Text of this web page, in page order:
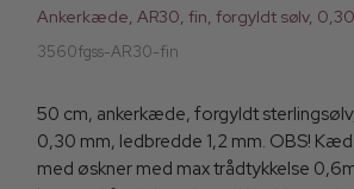
Ankerkæde, AR30, fin, forgyldt sølv,
3560fgss-AR30-fin
50 cm, ankerkæde, forgyldt
0,30 mm, ledbredde 1,2 mm. OBS!
med øskner med max trådtykkelse